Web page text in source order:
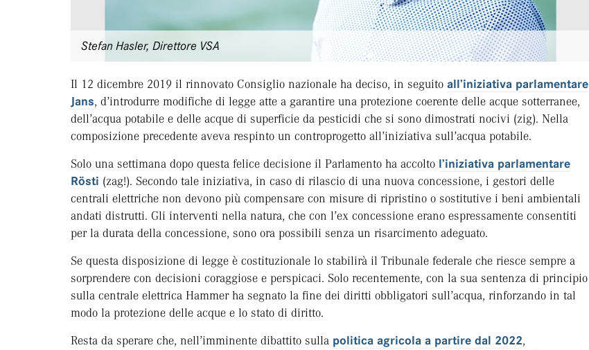
Stefan Hasler, Direttore VSA
Il 12 dicembre 2019 il rinnovato Consiglio nazionale ha deciso, in seguito all’iniziativa parlamentare
Jans, d’introdurre modifiche di legge atte a garantire una protezione coerente delle acque sotterranee,
dell’acqua potabile e delle acque di superficie da pesticidi che si sono dimostrati nocivi (zig). Nella
composizione precedente aveva respinto un controprogetto all’iniziativa sull’acqua potabile.
Solo una settimana dopo questa felice decisione il Parlamento ha accolto l’iniziativa parlamentare
Rösti (zag!). Secondo tale iniziativa, in caso di rilascio di una nuova concessione, i gestori delle
centrali elettriche non devono più compensare con misure di ripristino o sostitutive i beni ambientali
andati distrutti. Gli interventi nella natura, che con l’ex concessione erano espressamente consentiti
per la durata della concessione, sono ora possibili senza un risarcimento adeguato.
Se questa disposizione di legge è costituzionale lo stabilirà il Tribunale federale che riesce sempre a
sorprendere con decisioni coraggiose e perspicaci. Solo recentemente, con la sua sentenza di principio
sulla centrale elettrica Hammer ha segnato la fine dei diritti obbligatori sull’acqua, rinforzando in tal
modo la protezione delle acque e lo stato di diritto.
Resta da sperare che, nell’imminente dibattito sulla politica agricola a partire dal 2022,